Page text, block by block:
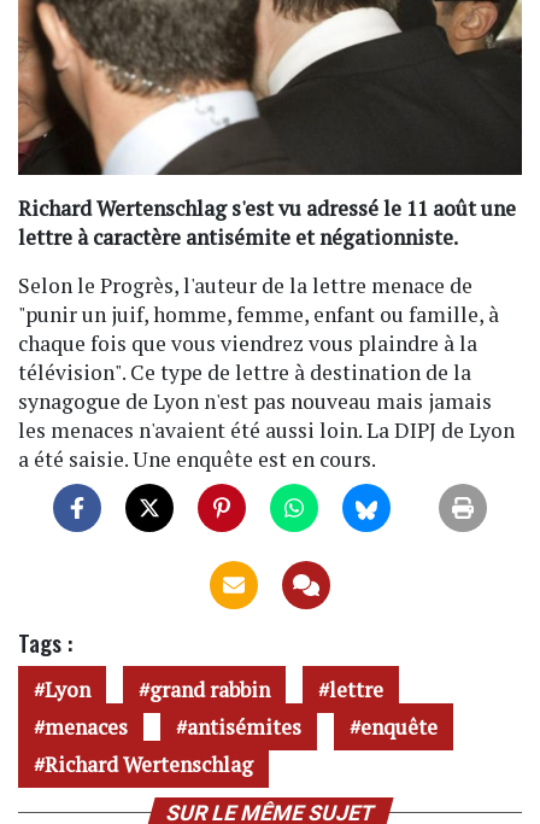
Richard Wertenschlag s'est vu adressé le 11 août une
lettre à caractère antisémite et négationniste.
Selon le Progrès, l'auteur de la lettre menace de
"punir un juif, homme, femme, enfant ou famille, à
chaque fois que vous viendrez vous plaindre à la
télévision". Ce type de lettre à destination de la
synagogue de Lyon n'est pas nouveau mais jamais
les menaces n'avaient été aussi loin. La DIPJ de Lyon
a été saisie. Une enquête est en cours.
Tags :
Lyon grand rabbin
lettre
menaces
antisémites
enquête
Richard Wertenschlag
SUR LE MÊME SUJET